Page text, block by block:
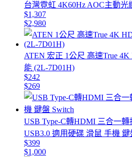
台灣霓虹 4K60Hz AOC主動
$1,307
$2,980
ATEN 宏正 1公尺 高速True
能 (2L-7D01H)
$242
$269
USB Type-C轉HDMI 三合一
USB3.0 適用硬碟 滑鼠 手機 鍵
$399
$1,000